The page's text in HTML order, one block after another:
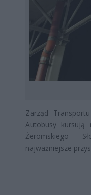
Zarząd
Autobusy
Żeromskiego –
najważniejsze